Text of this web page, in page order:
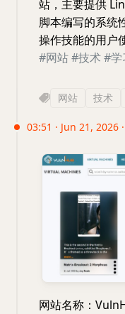
站，主要提供
脚本编写的系统
操作技能的用户
#网站#技术#学
网站 技术
03:51 · Jun 21, 2026
网站名称：